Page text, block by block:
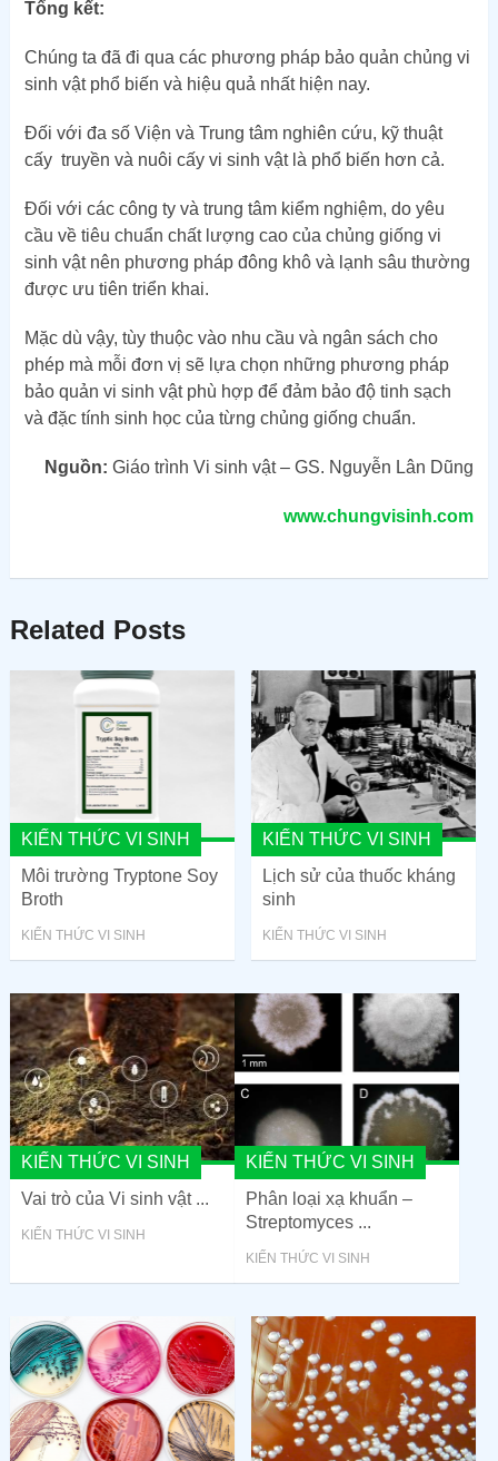
Tổng kết:
Chúng ta đã đi qua các phương pháp bảo quản chủng vi
sinh vật phổ biến và hiệu quả nhất hiện nay.
Đối với đa số Viện và Trung tâm nghiên cứu, kỹ thuật
cấy truyền và nuôi cấy vi sinh vật là phổ biến hơn cả.
Đối với các công ty và trung tâm kiểm nghiệm, do yêu
cầu về tiêu chuẩn chất lượng cao của chủng giống vi
sinh vật nên phương pháp đông khô và lạnh sâu thường
được ưu tiên triển khai.
Mặc dù vậy, tùy thuộc vào nhu cầu và ngân sách cho
phép mà mỗi đơn vị sẽ lựa chọn những phương pháp
bảo quản vi sinh vật phù hợp để đảm bảo độ tinh sạch
và đặc tính sinh học của từng chủng giống chuẩn.
Nguồn: Giáo trình Vi sinh vật – GS. Nguyễn Lân Dũng
www.chungvisinh.com
Related Posts
KIẾN THỨC VI SINH
Môi trường Tryptone Soy
Broth
KIẾN THỨC VI SINH
KIẾN THỨC VI SINH
Lịch sử của thuốc kháng
sinh
KIẾN THỨC VI SINH
KIẾN THỨC VI SINH
Vai trò của Vi sinh vật ...
KIẾN THỨC VI SINH
KIẾN THỨC VI SINH
Phân loại xạ khuẩn –
Streptomyces ...
KIẾN THỨC VI SINH